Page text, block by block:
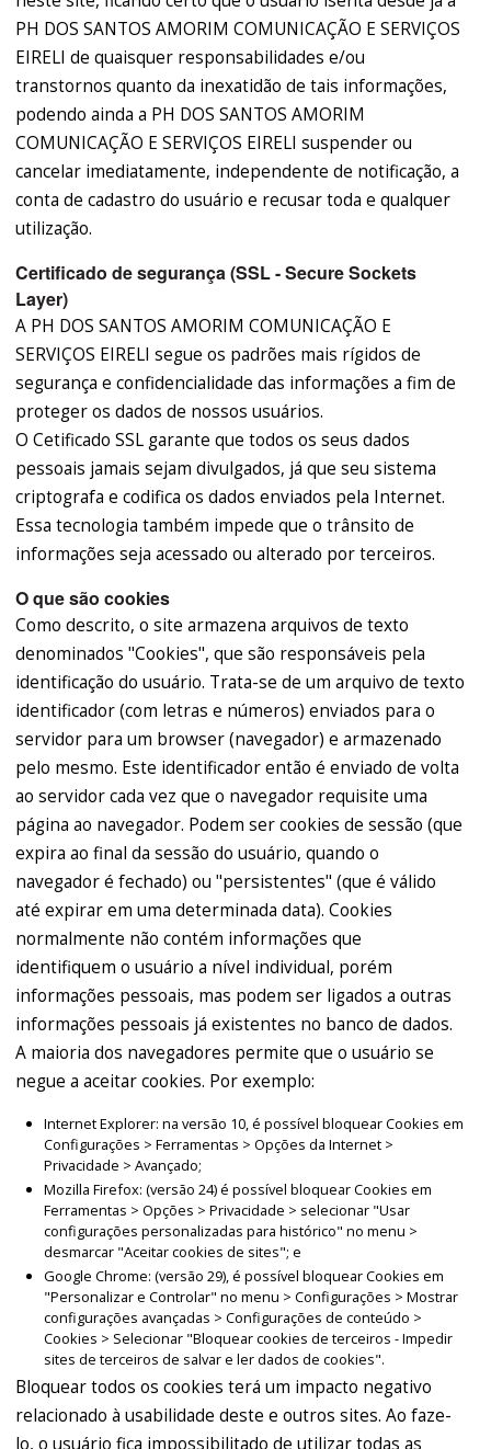
PH DOS SANTOS AMORIM COMUNICAÇÃO E SERVIÇOS
EIRELI de quaisquer responsabilidades e/ou
transtornos quanto da inexatidão de tais informações,
podendo ainda a PH DOS SANTOS AMORIM
COMUNICAÇÃO E SERVIÇOS EIRELI suspender ou
cancelar imediatamente, independente de notificação, a
conta de cadastro do usuário e recusar toda e qualquer
utilização.
Certificado de segurança (SSL - Secure Sockets
Layer)
A PH DOS SANTOS AMORIM COMUNICAÇÃO E
SERVIÇOS EIRELI segue os padrões mais rígidos de
segurança e confidencialidade das informações a fim de
proteger os dados de nossos usuários.
O Cetificado SSL garante que todos os seus dados
pessoais jamais sejam divulgados, já que seu sistema
criptografa e codifica os dados enviados pela Internet.
Essa tecnologia também impede que o trânsito de
informações seja acessado ou alterado por terceiros.
O que são cookies
Como descrito, o site armazena arquivos de texto
denominados "Cookies", que são responsáveis pela
identificação do usuário. Trata-se de um arquivo de texto
identificador (com letras e números) enviados para o
servidor para um browser (navegador) e armazenado
pelo mesmo. Este identificador então é enviado de volta
ao servidor cada vez que o navegador requisite uma
página ao navegador. Podem ser cookies de sessão (que
expira ao final da sessão do usuário, quando o
navegador é fechado) ou "persistentes" (que é válido
até expirar em uma determinada data). Cookies
normalmente não contém informações que
identifiquem o usuário a nível individual, porém
informações pessoais, mas podem ser ligados a outras
informações pessoais já existentes no banco de dados.
A maioria dos navegadores permite que o usuário se
negue a aceitar cookies. Por exemplo:
Internet Explorer: na versão 10, é possível bloquear Cookies em
Configurações > Ferramentas > Opções da Internet >
Privacidade > Avançado;
Mozilla Firefox: (versão 24) é possível bloquear Cookies em
Ferramentas > Opções > Privacidade > selecionar "Usar
configurações personalizadas para histórico" no menu >
desmarcar "Aceitar cookies de sites"; e
Google Chrome: (versão 29), é possível bloquear Cookies em
"Personalizar e Controlar" no menu > Configurações > Mostrar
configurações avançadas > Configurações de conteúdo >
Cookies > Selecionar "Bloquear cookies de terceiros - Impedir
sites de terceiros de salvar e ler dados de cookies".
Bloquear todos os cookies terá um impacto negativo
relacionado à usabilidade deste e outros sites. Ao faze-